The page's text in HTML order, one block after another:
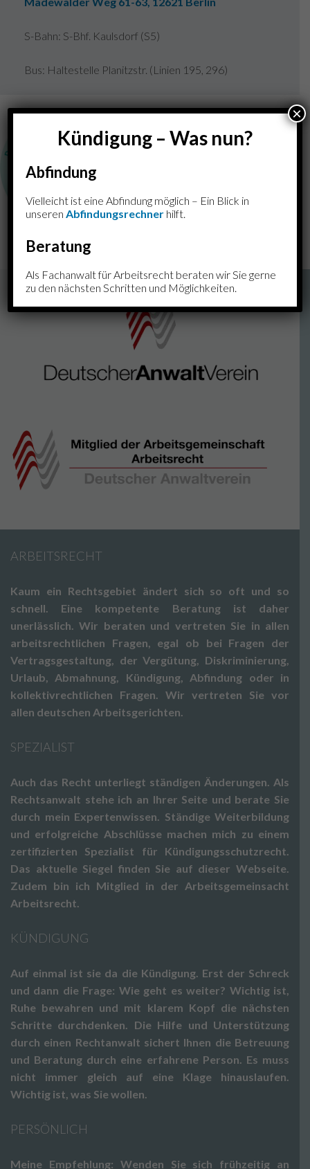
S-Bahn: S-Bhf. Kaulsdorf (S5)
Bus: Haltestelle Planitzstr. (Linien 195, 296)
ARBEITSRECHT
Kaum ein Rechtsgebiet ändert sich so oft und so
schnell. Eine kompetente Beratung ist daher
unerlässlich. Wir beraten und vertreten Sie in allen
arbeitsrechtlichen Fragen, egal ob bei Fragen der
Vertragsgestaltung, der Vergütung, Diskriminierung,
Urlaub, Abmahnung, Kündigung, Abfindung oder in
kollektivrechtlichen Fragen. Wir vertreten Sie vor
allen deutschen Arbeitsgerichten.
SPEZIALIST
Auch das Recht unterliegt ständigen Änderungen. Als
Rechtsanwalt stehe ich an Ihrer Seite und berate Sie
durch mein Expertenwissen. Ständige Weiterbildung
und erfolgreiche Abschlüsse machen mich zu einem
zertifizierten Spezialist für Kündigungsschutzrecht.
Das aktuelle Siegel finden Sie auf dieser Webseite.
Zudem bin ich Mitglied in der Arbeitsgemeinsacht
Arbeitsrecht.
KÜNDIGUNG
Auf einmal ist sie da die Kündigung. Erst der Schreck
und dann die Frage: Wie geht es weiter? Wichtig ist,
Ruhe bewahren und mit klarem Kopf die nächsten
Schritte durchdenken. Die Hilfe und Unterstützung
durch einen Rechtanwalt sichert Ihnen die Betreuung
und Beratung durch eine erfahrene Person. Es muss
nicht immer gleich auf eine Klage hinauslaufen.
Wichtig ist, was Sie wollen.
PERSÖNLICH
Meine Empfehlung: Wenden Sie sich frühzeitig an
Kündigung – Was nun?
Abfindung
Vielleicht ist eine Abfindung möglich – Ein Blick in
unserenAbfindungsrechner hilft.
Beratung
Als Fachanwalt für Arbeitsrecht beraten wir Sie gerne
zu den nächsten Schritten und Möglichkeiten.
×